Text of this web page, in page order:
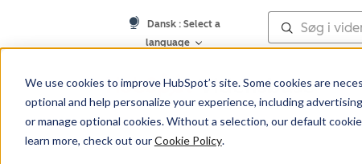
We use cookies to improve HubSpot’s site. Some cookies are
optional and help personalize your experience, including
or manage optional cookies. Without a selection, our default
learn more, check out ourCookie Policy.
Dansk : Select a
language
Vidensbase